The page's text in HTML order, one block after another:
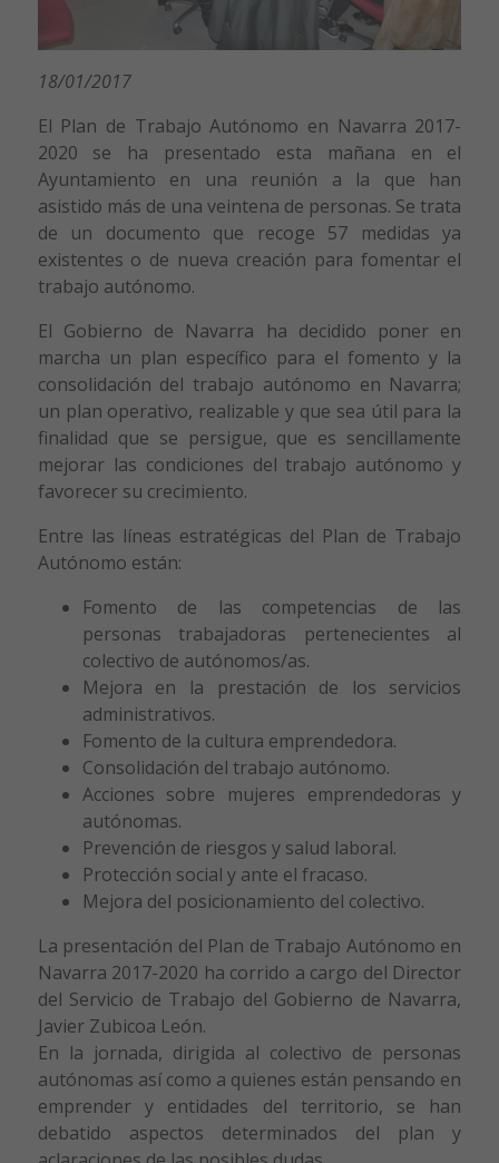
18/01/2017
El Plan de Trabajo Autónomo en Navarra 2017-
2020 se ha presentado esta mañana en el
Ayuntamiento en una reunión a la que han
asistido más de una veintena de personas. Se trata
de un documento que recoge 57 medidas ya
existentes o de nueva creación para fomentar el
trabajo autónomo.
El Gobierno de Navarra ha decidido poner en
marcha un plan específico para el fomento y la
consolidación del trabajo autónomo en Navarra;
un plan operativo, realizable y que sea útil para la
finalidad que se persigue, que es sencillamente
mejorar las condiciones del trabajo autónomo y
favorecer su crecimiento.
Entre las líneas estratégicas del Plan de Trabajo
Autónomo están:
Fomento de las competencias de las
personas trabajadoras pertenecientes al
colectivo de autónomos/as.
Mejora en la prestación de los servicios
administrativos.
Fomento de la cultura emprendedora.
Consolidación del trabajo autónomo.
Acciones sobre mujeres emprendedoras y
autónomas.
Prevención de riesgos y salud laboral.
Protección social y ante el fracaso.
Mejora del posicionamiento del colectivo.
La presentación del Plan de Trabajo Autónomo en
Navarra 2017-2020 ha corrido a cargo del Director
del Servicio de Trabajo del Gobierno de Navarra,
Javier Zubicoa León.
En la jornada, dirigida al colectivo de personas
autónomas así como a quienes están pensando en
emprender y entidades del territorio, se han
debatido aspectos determinados del plan y